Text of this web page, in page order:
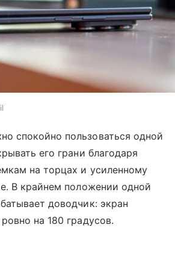
спокойно пользоваться одной
его грани благодаря
на торцах и усиленному
В крайнем положении одной
доводчик: экран
на 180 градусов.